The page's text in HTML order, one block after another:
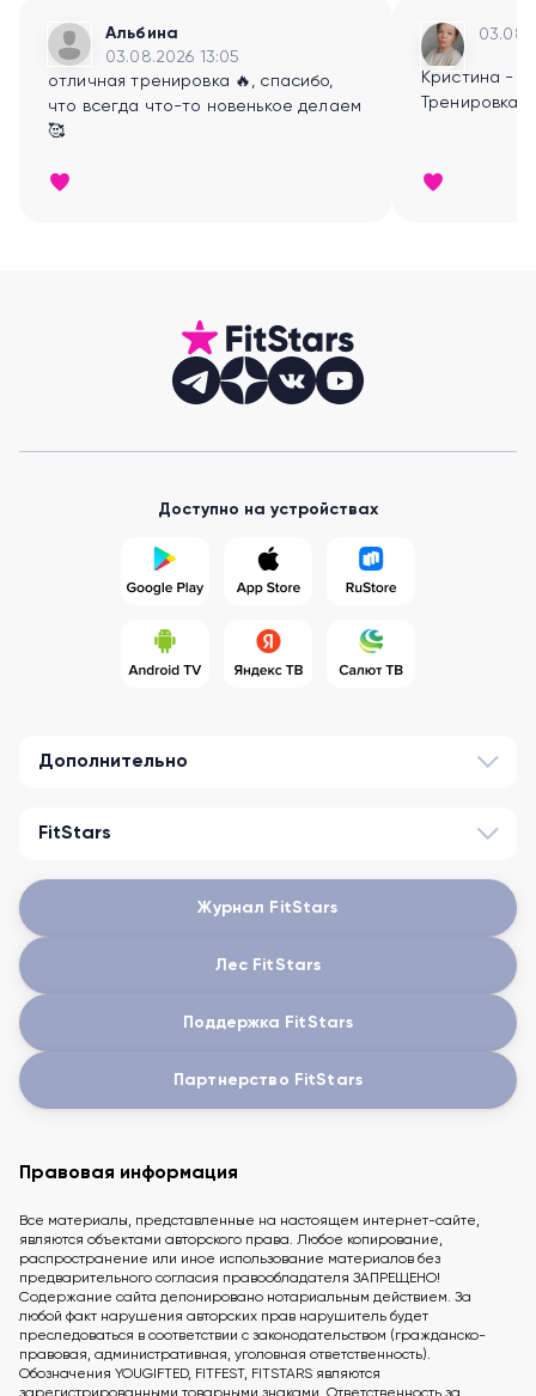
Альбина
03.08.2026 13:05
отличная тренировка 🔥, спасибо,
что всегда что-то новенькое делаем
🥰
Кристина -
Доступно на устройствах
Дополнительно
FitStars
Журнал FitStars
Лес FitStars
Поддержка FitStars
Партнерство FitStars
Правовая информация
Все материалы, представленные на настоящем интернет-сайте,
являются объектами авторского права. Любое копирование,
распространение или иное использование материалов без
предварительного согласия правообладателя ЗАПРЕЩЕНО!
Содержание сайта депонировано нотариальным действием. За
любой факт нарушения авторских прав нарушитель будет
преследоваться в соответствии с законодательством (гражданско-
правовая, административная, уголовная ответственность).
Обозначения YOUGIFTED, FITFEST, FITSTARS являются